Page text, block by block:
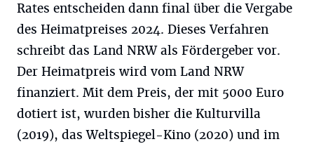
Rates entscheiden dann final über die Vergabe
des Heimatpreises 2024. Dieses Verfahren
schreibt das Land NRW als Fördergeber vor.
Der Heimatpreis wird vom Land NRW
finanziert. Mit dem Preis, der mit 5000 Euro
dotiert ist, wurden bisher die Kulturvilla
(2019), das Weltspiegel-Kino (2020) und im